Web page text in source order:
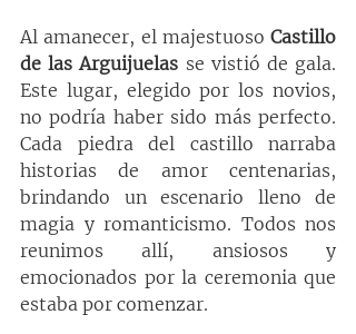
Al amanecer, el majestuoso Castillo
de las Arguijuelas se vistió de gala.
Este lugar, elegido por los novios,
no podría haber sido más perfecto.
Cada piedra del castillo narraba
historias de amor centenarias,
brindando un escenario lleno de
magia y romanticismo. Todos nos
reunimos allí, ansiosos y
emocionados por la ceremonia que
estaba por comenzar.